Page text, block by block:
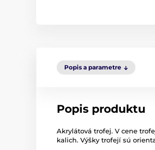
Popis a parametre
Popis produktu
Akrylátová trofej. V cene
kalich. Výšky trofejí sú